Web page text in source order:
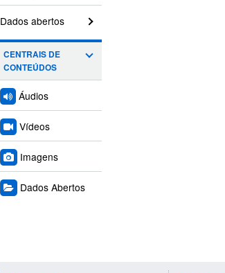
Dados abertos
CENTRAIS DE
CONTEÚDOS
Áudios
Vídeos
Imagens
Dados Abertos